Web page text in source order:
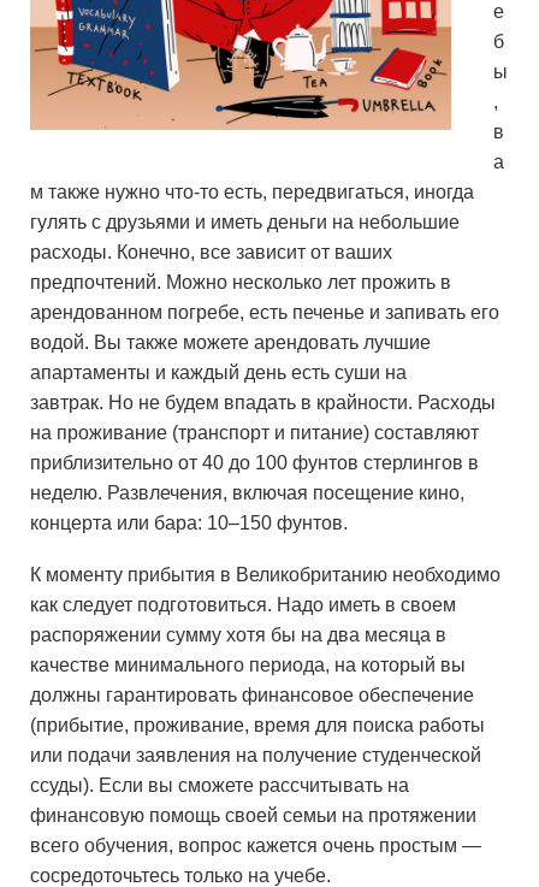
е
б
ы
,
в
а
м также нужно что-то есть, передвигаться, иногда
гулять с друзьями и иметь деньги на небольшие
расходы. Конечно, все зависит от ваших
предпочтений. Можно несколько лет прожить в
арендованном погребе, есть печенье и запивать его
водой. Вы также можете арендовать лучшие
апартаменты и каждый день есть суши на
завтрак. Но не будем впадать в крайности. Расходы
на проживание (транспорт и питание) составляют
приблизительно от 40 до 100 фунтов стерлингов в
неделю. Развлечения, включая посещение кино,
концерта или бара: 10–150 фунтов.
К моменту прибытия в Великобританию необходимо
как следует подготовиться. Надо иметь в своем
распоряжении сумму хотя бы на два месяца в
качестве минимального периода, на который вы
должны гарантировать финансовое обеспечение
(прибытие, проживание, время для поиска работы
или подачи заявления на получение студенческой
ссуды). Если вы сможете рассчитывать на
финансовую помощь своей семьи на протяжении
всего обучения, вопрос кажется очень простым —
сосредоточьтесь только на учебе.